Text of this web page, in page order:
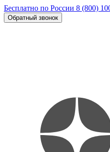
Бесплатно по России 8 (800)
Обратный звонок